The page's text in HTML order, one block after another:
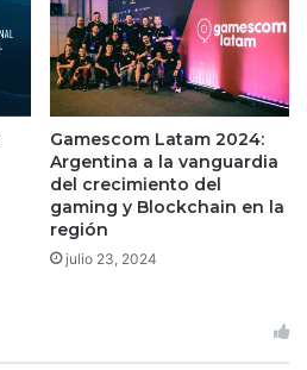
Gamescom Latam 2024:
Argentina a la vanguardia
del crecimiento del
gaming y Blockchain en la
región
julio 23, 2024